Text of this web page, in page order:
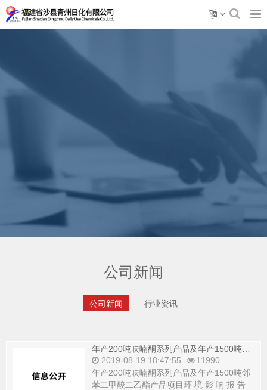
公司新闻
公司新闻 行业资讯
2019-08-19 18:47:55
11990
年产200吨呋喃酮系列产品及年产1500吨邻
苯二甲酸二乙酯产品项目环 境 影 响 报 告